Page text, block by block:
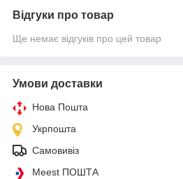
Відгуки про товар
Ще немає відгуків про цей товар
Умови доставки
Нова Пошта
Укрпошта
Самовивіз
Meest ПОШТА